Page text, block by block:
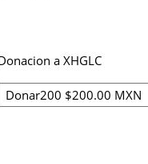
a XHGLC